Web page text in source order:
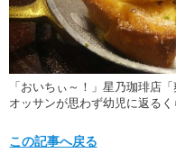
「おいちぃ～！」星乃珈琲店
オッサンが思わず幼児に返るく
この記事へ戻る